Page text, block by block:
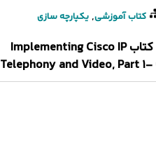
کتاب آموزشی, یکپارچه سازی
دانلود کتاب Implementing Cisco IP
Telephony and Video, Part 1-